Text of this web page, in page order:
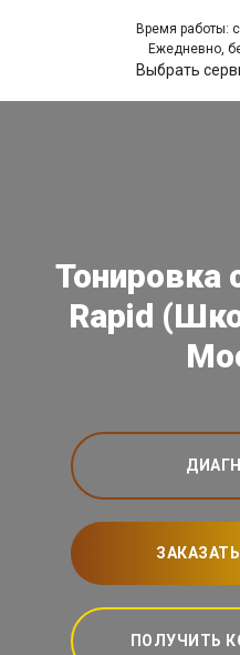
Время работы:
Ежедневно,
Выбрать
Тонировка
Rapid
ПОЛУЧИТЬ